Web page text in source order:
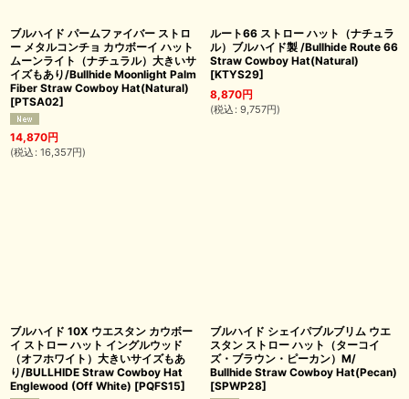
ブルハイド パームファイバー ストロ
ー メタルコンチョ カウボーイ ハット
ムーンライト（ナチュラル）大きいサ
イズもあり/Bullhide Moonlight Palm
Fiber Straw Cowboy Hat(Natural)
[PTSA02]
14,870円
(税込 : 16,357円)
ルート66 ストロー ハット（ナチュラ
ル）ブルハイド製 /Bullhide Route 66
Straw Cowboy Hat(Natural)
[KTYS29]
8,870円
(税込 : 9,757円)
ブルハイド 10X ウエスタン カウボー
イ ストロー ハット イングルウッド
（オフホワイト）大きいサイズもあ
り/BULLHIDE Straw Cowboy Hat
Englewood (Off White) [PQFS15]
ブルハイド シェイパブルブリム ウエ
スタン ストロー ハット（ターコイ
ズ・ブラウン・ピーカン）M/
Bullhide Straw Cowboy Hat(Pecan)
[SPWP28]